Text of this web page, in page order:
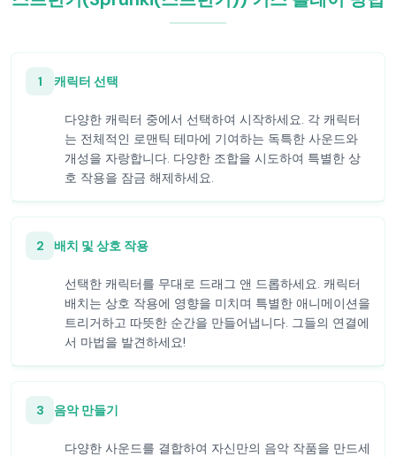
1 캐릭터 선택
다양한 캐릭터 중에서 선택하여 시작하세요. 각 캐릭터
는 전체적인 로맨틱 테마에 기여하는 독특한 사운드와
개성을 자랑합니다. 다양한 조합을 시도하여 특별한 상
호 작용을 잠금 해제하세요.
2 배치 및 상호 작용
선택한 캐릭터를 무대로 드래그 앤 드롭하세요. 캐릭터
배치는 상호 작용에 영향을 미치며 특별한 애니메이션을
트리거하고 따뜻한 순간을 만들어냅니다. 그들의 연결에
서 마법을 발견하세요!
3 음악 만들기
다양한 사운드를 결합하여 자신만의 음악 작품을 만드세